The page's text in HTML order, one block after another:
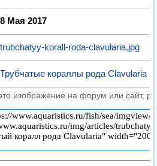
8 Мая 2017
trubchatyy-korall-roda-clavularia.jpg
Трубчатые кораллы рода Clavularia
изображение на форум или сайт,